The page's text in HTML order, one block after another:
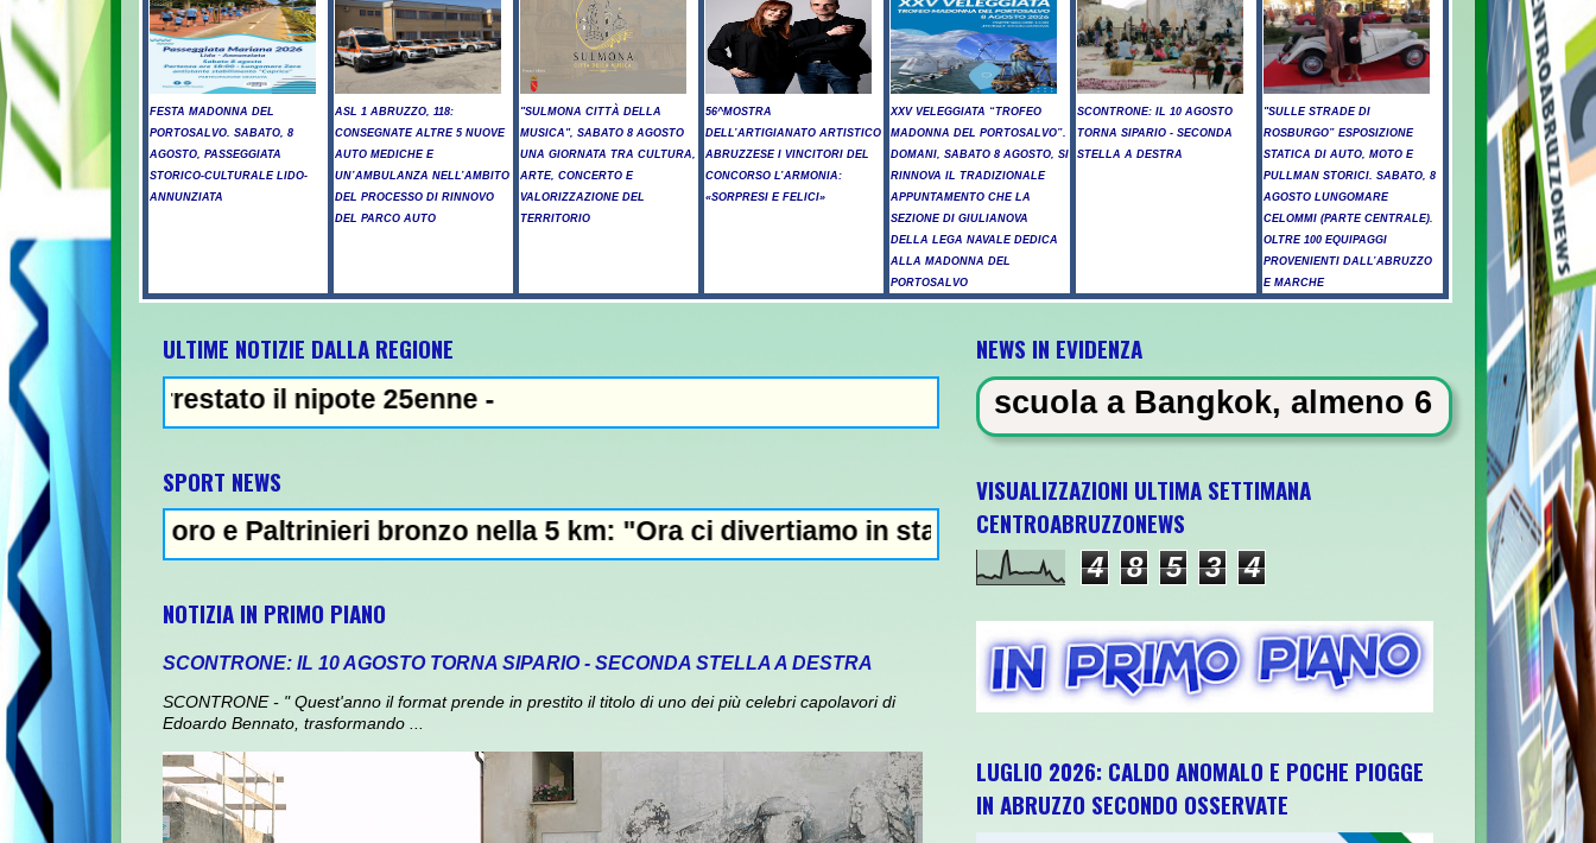
FESTA MADONNA DEL
PORTOSALVO. SABATO, 8
AGOSTO, PASSEGGIATA
STORICO-CULTURALE LIDO-
ANNUNZIATA
ASL 1 ABRUZZO, 118:
CONSEGNATE ALTRE 5 NUOVE
AUTO MEDICHE E
UN’AMBULANZA NELL’AMBITO
DEL PROCESSO DI RINNOVO
DEL PARCO AUTO
"SULMONA CITTÀ DELLA
MUSICA", SABATO 8 AGOSTO
UNA GIORNATA TRA CULTURA,
ARTE, CONCERTO E
VALORIZZAZIONE DEL
TERRITORIO
56^MOSTRA
DELL’ARTIGIANATO ARTISTICO
ABRUZZESE I VINCITORI DEL
CONCORSO L’ARMONIA:
«SORPRESI E FELICI»
XXV VELEGGIATA “TROFEO
MADONNA DEL PORTOSALVO”.
DOMANI, SABATO 8 AGOSTO, SI
RINNOVA IL TRADIZIONALE
APPUNTAMENTO CHE LA
SEZIONE DI GIULIANOVA
DELLA LEGA NAVALE DEDICA
ALLA MADONNA DEL
PORTOSALVO
SCONTRONE: IL 10 AGOSTO
TORNA SIPARIO - SECONDA
STELLA A DESTRA
"SULLE STRADE DI
ROSBURGO” ESPOSIZIONE
STATICA DI AUTO, MOTO E
PULLMAN STORICI. SABATO, 8
AGOSTO LUNGOMARE
CELOMMI (PARTE CENTRALE).
OLTRE 100 EQUIPAGGI
PROVENIENTI DALL’ABRUZZO
E MARCHE
ULTIME NOTIZIE DALLA REGIONE
il nipote 25enne -
SPORT NEWS
e Paltrinieri bronzo nella 5 km: "Ora ci divertiamo in staffetta"- L'Italia U21 il 5 ottobre a Pescara l'ultima gara di
NOTIZIA IN PRIMO PIANO
SCONTRONE: IL 10 AGOSTO TORNA SIPARIO - SECONDA STELLA A DESTRA
SCONTRONE - " Quest'anno il format prende in prestito il titolo di uno dei più celebri capolavori di
Edoardo Bennato, trasformando ...
NEWS IN EVIDENZA
NEWS IN EVIDENZA - Sparatoria in una scuola a Bangkok, almeno 6 morti
VISUALIZZAZIONI ULTIMA SETTIMANA
CENTROABRUZZONEWS
4 8 5 3 4
LUGLIO 2026: CALDO ANOMALO E POCHE PIOGGE
IN ABRUZZO SECONDO OSSERVATE